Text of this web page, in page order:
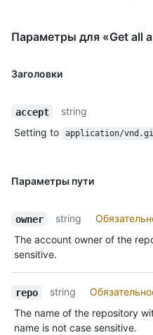
Параметры для «Get all
Заголовки
accept
string
Setting to
application/
Параметры пути
owner string
The account owner of the
sensitive.
repo string
The name of the repository
name is not case sensitive.